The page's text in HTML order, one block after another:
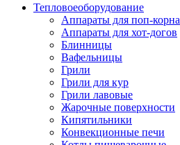
Тепловоеоборудование
Аппараты для поп-корна
Аппараты для хот-догов
Блинницы
Вафельницы
Грили
Грили для кур
Грили лавовые
Жарочные поверхности
Кипятильники
Конвекционные печи